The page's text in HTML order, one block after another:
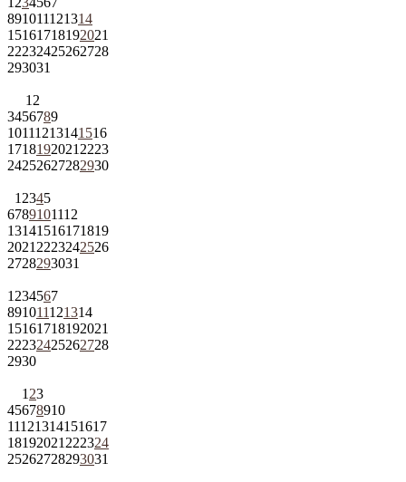
891011121314
15161718192021
22232425262728
293031
1 2
3456789
10111213141516
1718192021 2223
24252627282930
1 2345
6789101112
13141516171819
2021 2223242526
2728293031
1 234567
891011121314
15161718192021
22232425262728
2930
1 23
45678910
11121314151617
18192021 222324
25262728293031